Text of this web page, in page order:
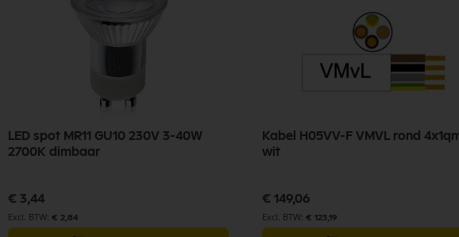
LED spot MR11 GU10 230V 3-40W
2700K dimbaar
€ 3,44
€ 2,84
Kabel H05VV-F VMVL rond
wit
€ 149,06
€ 123,19